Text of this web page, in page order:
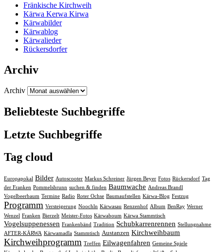
Fränkische Kirchweih
Kärwa Kerwa Kirwa
Kärwabilder
Kärwablog
Kärwalieder
Rückersdorfer
Archiv
Archiv
Beliebteste Suchbegriffe
Letzte Suchbegriffe
Tag cloud
Europapokal Bilder Autoscooter Markus Schreiner Jürgen Beyer Fotos Rückersdorf Tag
der Franken Pommelsbrunn suchen & finden Baumwache Andreas Brandl
Vogelbeerbaum Termine Radio Roter Ochse Baumaufstellen Kärwa-Blog Festzug
Programm Versteigerung Noochln Kärwasau Renzenhof Album BenRay Werner
Wenzel Franken Bierzelt Meister-Fotos Kärwaboum Kärwa Stammtisch
Vogelsuppenessen Frankenbänd Tradition Schubkarrenrennen Stellungnahme
AFTER-KÄRWA Kärwamadla Stammtisch Austanzen Kirchweihbaum
Kirchweihprogramm Treffen Eilwagenfahren Gemeine Spiele